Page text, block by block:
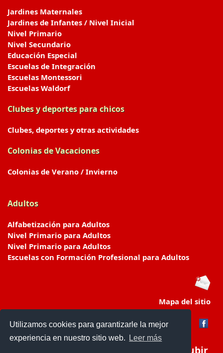
Utilizamos cookies para garantizarle la mejor
experiencia en nuestro sitio web.
Leer más
Jardines Maternales
Jardines de Infantes / Nivel Inicial
Nivel Primario
Nivel Secundario
Educación Especial
Escuelas de Integración
Escuelas Montessori
Escuelas Waldorf
Clubes y deportes para chicos
Clubes, deportes y otras actividades
Colonias de Vacaciones
Colonias de Verano / Invierno
Adultos
Alfabetización para Adultos
Nivel Primario para Adultos
Nivel Primario para Adultos
Escuelas con Formación Profesional para Adultos
Mapa del sitio
Subir